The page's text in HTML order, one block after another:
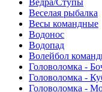
Ведра/Ступы
Веселая рыбалка
Весы командные
Водонос
Водопад
Волейбол
Головоломка -
Головоломка -
Головоломка -